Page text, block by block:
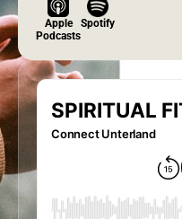
Apple
Podcasts
Spotify